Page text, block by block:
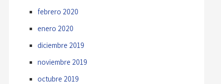
febrero 2020
enero 2020
diciembre 2019
noviembre 2019
octubre 2019